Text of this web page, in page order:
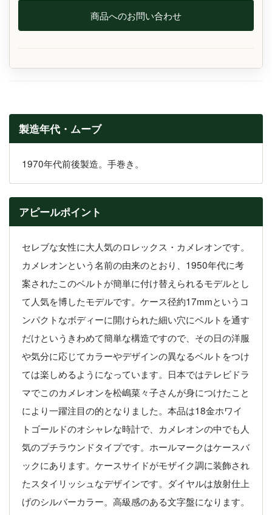
商品へのお問い合わせ
製造年代・ムーブ
1970年代前後製造。手巻き。
アピールポイント
セレブな女性に大人気のロレックス・カメレオンです。
カメレオンという名前の由来のとおり、1950年代に考
案されたこのベルトが簡単に付け替えられるモデルとし
て人気を博したモデルです。ケース径約17mmというコ
ンパクトなボディーに開けられた細い穴にベルトを通す
だけというきわめて簡単な構造ですので、その日の洋服
や気分に応じてカラーやデザインの異なるベルトをつけ
ては楽しめるようになっています。日本ではテレビドラ
マでこのカメレオンを松嶋菜々子さんが身につけたこと
により一躍注目の的となりました。本品は18金ホワイ
トゴールドのオシャレな時計で、カメレオンの中でも人
気のプチラウンドタイプです。ホールマークはケースバ
ックにあります。ケースサイドがモザイク調に装飾され
たスタイリッシュなデザインです。ダイヤルは放射仕上
げのシルバーカラー。高級感のある文字盤になります。